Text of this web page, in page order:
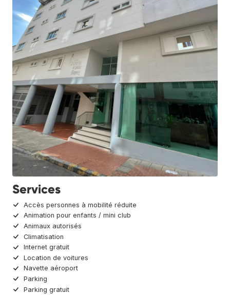
Services
Accès personnes à mobilité réduite
Animation pour enfants / mini club
Animaux autorisés
Climatisation
Internet gratuit
Location de voitures
Navette aéroport
Parking
Parking gratuit